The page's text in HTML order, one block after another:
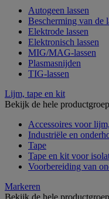
Autogeen lassen
Bescherming van de
Elektrode lassen
Elektronisch lassen
MIG/MAG-lassen
Plasmasnijden
TIG-lassen
Lijm, tape en kit
Bekijk de hele productgroep
Accessoires voor
Industriële en
Tape
Tape en kit voor
Voorbereiding van
Markeren
Bekijk de hele productgroep